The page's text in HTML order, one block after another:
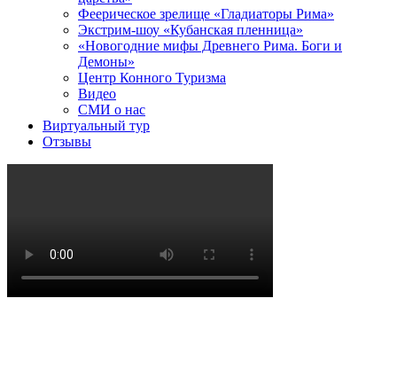
Феерическое зрелище «Гладиаторы Рима»
Экстрим-шоу «Кубанская пленница»
«Новогодние мифы Древнего Рима. Боги и
Демоны»
Центр Конного Туризма
Видео
СМИ о нас
Виртуальный тур
Отзывы